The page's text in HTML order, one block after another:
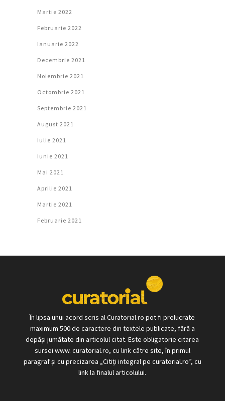
Martie 2022
Februarie 2022
Ianuarie 2022
Decembrie 2021
Noiembrie 2021
Octombrie 2021
Septembrie 2021
August 2021
Iulie 2021
Iunie 2021
Mai 2021
Aprilie 2021
Martie 2021
Februarie 2021
În lipsa unui acord scris al Curatorial.ro pot fi prelucrate
maximum 500 de caractere din textele publicate, fără a
depăși jumătate din articolul citat. Este obligatorie citarea
sursei www. curatorial.ro, cu link către site, în primul
paragraf și cu precizarea „Citiți integral pe curatorial.ro”, cu
link la finalul articolului.